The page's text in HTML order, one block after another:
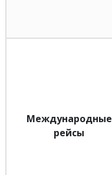
Международные
рейсы